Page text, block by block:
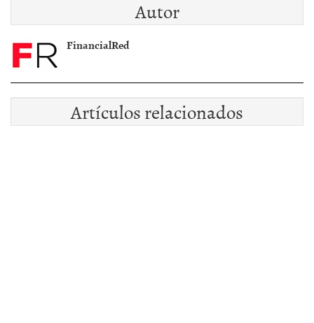
Autor
FinancialRed
Artículos relacionados